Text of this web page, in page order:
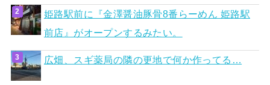
姫路駅前に『金澤醤油豚骨8番らーめん 姫路駅
前店』がオープンするみたい。
広畑、スギ薬局の隣の更地で何か作ってる…